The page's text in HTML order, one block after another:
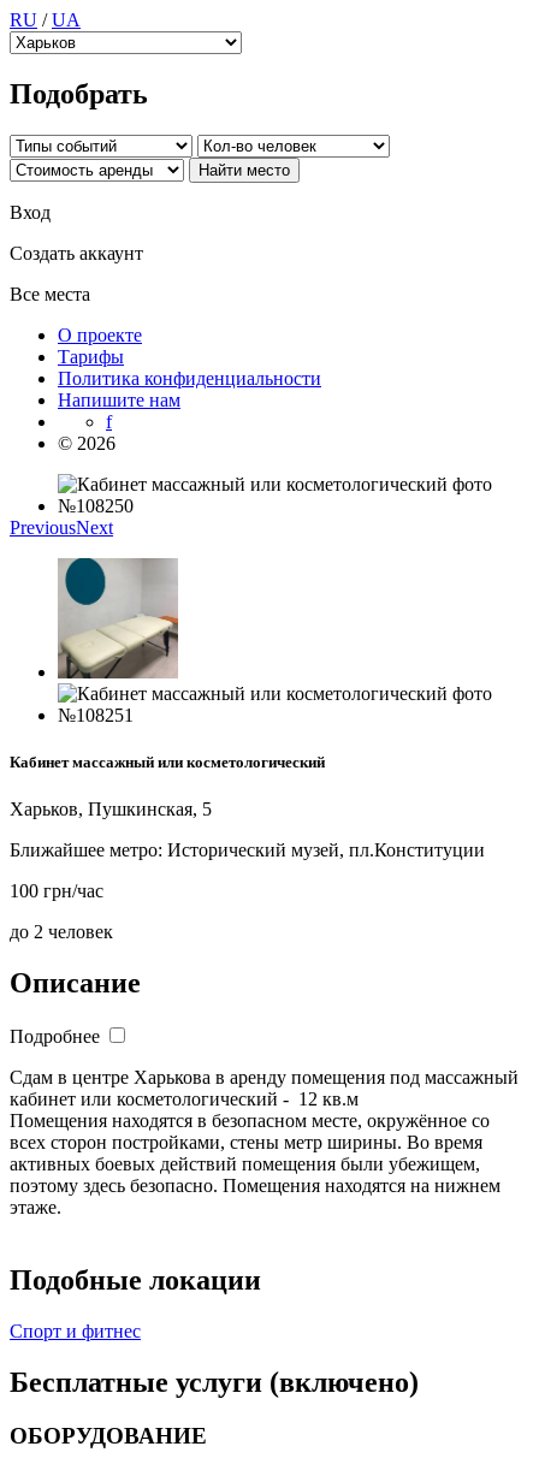
RU /UA
Подобрать
Вход
Создать аккаунт
Все места
О проекте
Тарифы
Политика конфиденциальности
Напишите нам
f
© 2026
PreviousNext
Кабинет массажный или косметологический
Харьков, Пушкинская, 5
Ближайшее метро: Исторический музей, пл.Конституции
100 грн/час
до 2 человек
Описание
Подробнее
Сдам в центре Харькова в аренду помещения под массажный
кабинет или косметологический - 12 кв.м
Помещения находятся в безопасном месте, окружённое со
всех сторон постройками, стены метр ширины. Во время
активных боевых действий помещения были убежищем,
поэтому здесь безопасно. Помещения находятся на нижнем
этаже.
Подобные локации
Спорт и фитнес
Бесплатные услуги (включено)
ОБОРУДОВАНИЕ